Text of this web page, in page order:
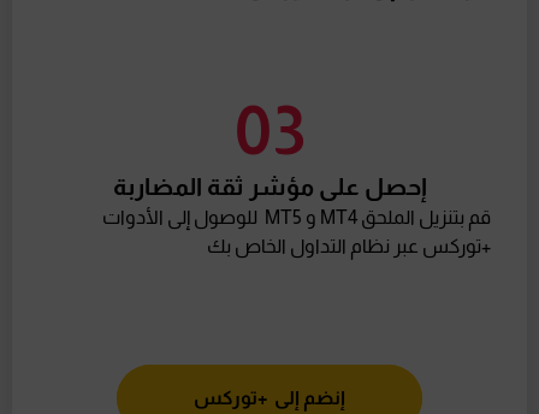
03
إحصل على مؤشر ثقة المضاربة
قم بتنزيل الملحق MT4 و MT5 للوصول إلى الأدوات
+توركس عبر نظام التداول الخاص بك
إنضم إلى +توركس